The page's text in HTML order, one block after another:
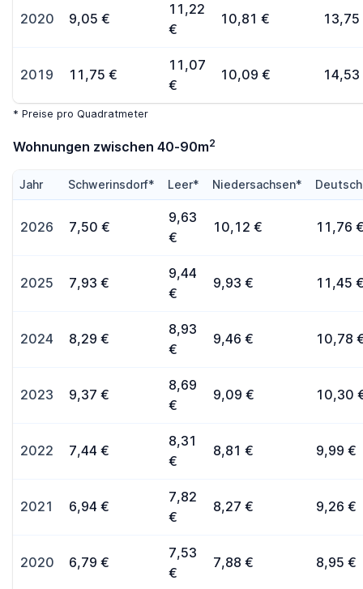
2020 9,05 €
11,22
€
10,81 € 13,75
2019 11,75 €
11,07
€
10,09 € 14,53
* Preise pro Quadratmeter
Wohnungen zwischen 40-90m2
Jahr Schwerinsdorf* Leer* Niedersachsen*
2026 7,50 €
9,63
€
10,12 € 11,76
2025 7,93 €
9,44
€
9,93 € 11,45
2024 8,29 €
8,93
€
9,46 € 10,78
2023 9,37 €
8,69
€
9,09 € 10,30
2022 7,44 €
8,31
€
8,81 € 9,99 €
2021 6,94 €
7,82
€
8,27 € 9,26 €
2020 6,79 €
7,53
€
7,88 € 8,95 €